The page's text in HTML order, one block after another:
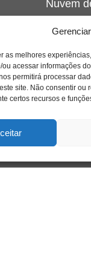
as melhores
ou acessar informações
permitirá processar
site. Não consentir ou
certos recursos e
Nuvem
crianca
educação
freud
loucura luto